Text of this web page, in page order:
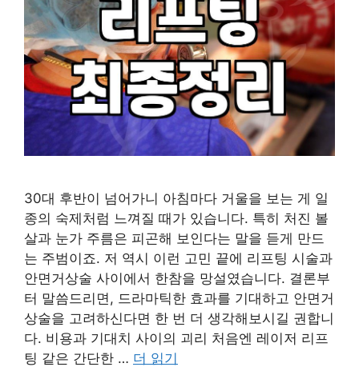
30대 후반이 넘어가니 아침마다 거울을 보는 게 일
종의 숙제처럼 느껴질 때가 있습니다. 특히 처진 볼
살과 눈가 주름은 피곤해 보인다는 말을 듣게 만드
는 주범이죠. 저 역시 이런 고민 끝에 리프팅 시술과
안면거상술 사이에서 한참을 망설였습니다. 결론부
터 말씀드리면, 드라마틱한 효과를 기대하고 안면거
상술을 고려하신다면 한 번 더 생각해보시길 권합니
다. 비용과 기대치 사이의 괴리 처음엔 레이저 리프
팅 같은 간단한 … 더 읽기